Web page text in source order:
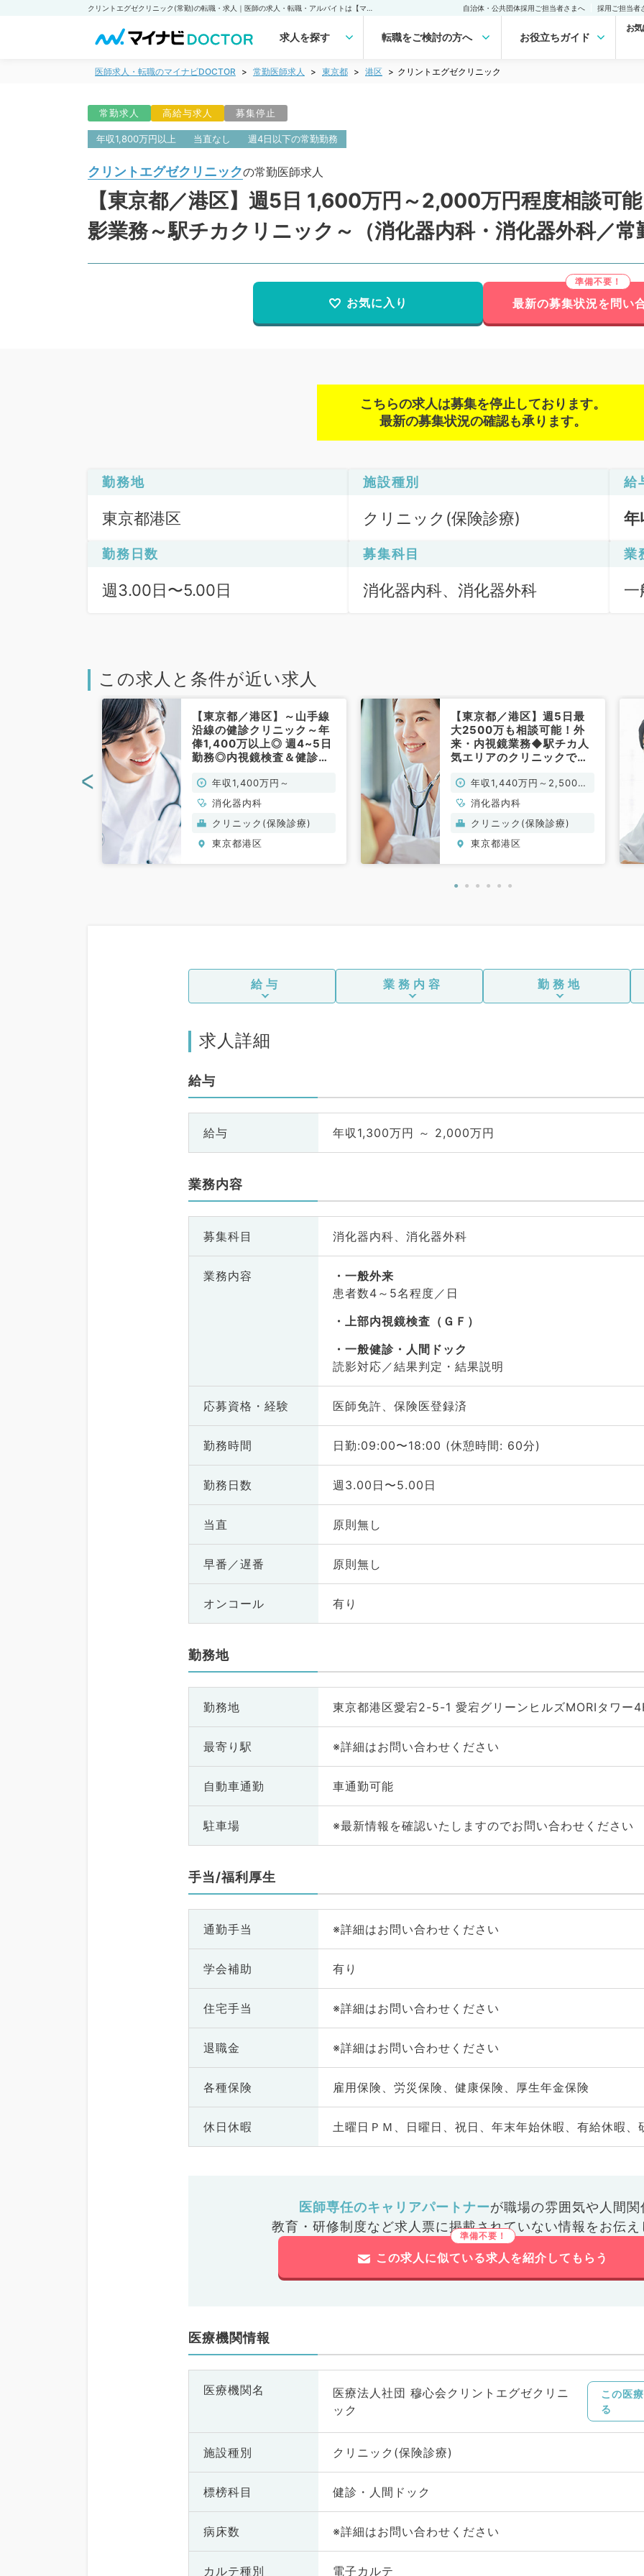
自治体・公共団体採用ご担当者さまへ 採用ご担当者
求人を探す 転職をご検討の方へ お役立ちガイド
お
医師求人・転職のマイナビDOCTOR 常勤医師求人 東京都 港区 クリントエグゼクリニック
常勤求人 高給与求人 募集停止
年収1,800万円以上 当直なし 週4日以下の常勤勤務
クリントエグゼクリニックの常勤医師求人
【東京都／港区】週5日 1,600万円～2,000万円程度相談可
影業務～駅チカクリニック～（消化器内科・消化器外科／常
お気に入り 最新の募集状況を問い
こちらの求人は募集を停止しております。
最新の募集状況の確認も承ります。
勤務地
東京都港区
施設種別
クリニック(保険診療)
給
年
勤務日数
週3.00日〜5.00日
募集科目
消化器内科、消化器外科
業
一
この求人と条件が近い求人
【東京都／港区】～山手線
沿線の健診クリニック～年
俸1,400万以上◎ 週4~5日
勤務◎内視鏡検査＆健診業
勤）年収1,400万円～
消化器内科
クリニック(保険診療)
東京都港区
【東京都／港区】週5日最
大2500万も相談可能！外
来・内視鏡業務◆駅チカ人
気エリアのクリニックです
年収1,440万円～2,500万
円
消化器内科
クリニック(保険診療)
東京都港区
<
給与 業務内容 勤務地
求人詳細
給与
給与 年収1,300万円 ～ 2,000万円
業務内容
募集科目 消化器内科、消化器外科
業務内容
一般外来
患者数4～5名程度／日
上部内視鏡検査（ＧＦ）
一般健診・人間ドック
読影対応／結果判定・結果説明
応募資格・ 経験 医師免許、保険医登録済
勤務時間 日勤:09:00〜18:00 (休憩時間: 60分)
勤務日数 週3.00日〜5.00日
当直 原則無し
早番／遅番 原則無し
オンコール 有り
勤務地
勤務地 東京都港区愛宕2-5-1 愛宕グリーンヒルズMORIタワー
最寄り駅 ※詳細はお問い合わせください
自動車通勤 車通勤可能
駐車場 ※最新情報を確認いたしますのでお問い合わせください
手当/福利厚生
通勤手当 ※詳細はお問い合わせください
学会補助 有り
住宅手当 ※詳細はお問い合わせください
退職金 ※詳細はお問い合わせください
各種保険 雇用保険、労災保険、健康保険、厚生年金保険
休日休暇 土曜日ＰＭ、日曜日、祝日、年末年始休暇、有給休暇、
医師専任のキャリアパートナーが職場の雰囲気や人間関
教育・研修制度など求人票に掲載されていない情報をお伝え
この求人に似ている求人を紹介してもらう
医療機関情報
医療機関名
医療法人社団 穆心会クリントエグゼクリニ
ック
この医
る
施設種別 クリニック(保険診療)
標榜科目 健診・人間ドック
病床数 ※詳細はお問い合わせください
カルテ種別 電子カルテ